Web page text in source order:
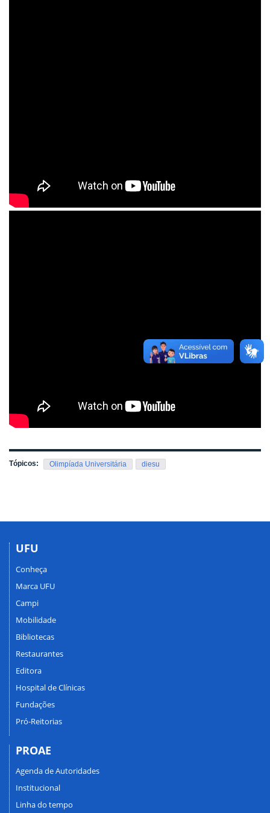
Tópicos: Olimpíada Universitária diesu
UFU
Conheça
Marca UFU
Campi
Mobilidade
Bibliotecas
Restaurantes
Editora
Hospital de Clínicas
Fundações
Pró-Reitorias
PROAE
Agenda de Autoridades
Institucional
Linha do tempo